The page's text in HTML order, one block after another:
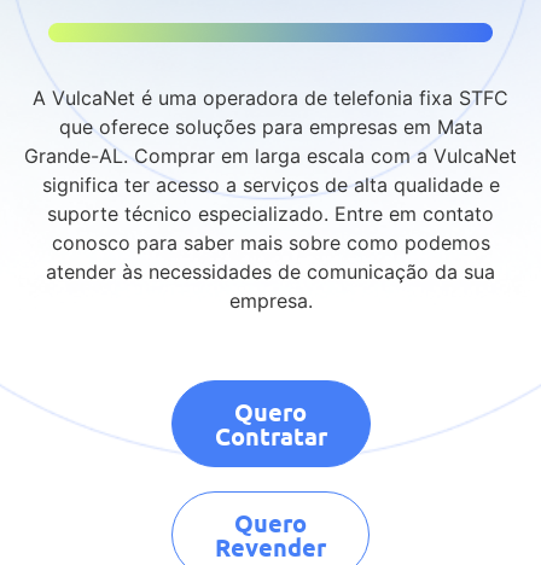
A VulcaNet é uma operadora de telefonia fixa STFC
que oferece soluções para empresas em Mata
Grande-AL. Comprar em larga escala com a VulcaNet
significa ter acesso a serviços de alta qualidade e
suporte técnico especializado. Entre em contato
conosco para saber mais sobre como podemos
atender às necessidades de comunicação da sua
empresa.
Quero
Contratar
Quero
Revender